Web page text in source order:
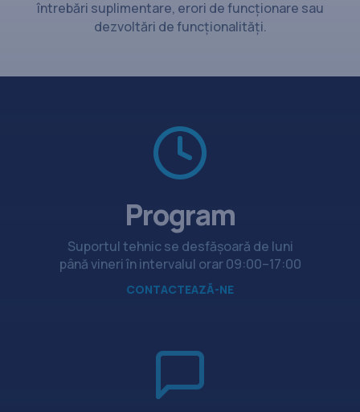
întrebări suplimentare, erori de funcționare sau
dezvoltări de funcționalități.
Program
Suportul tehnic se desfășoară de luni
până vineri în intervalul orar 09:00–17:00
CONTACTEAZĂ-NE